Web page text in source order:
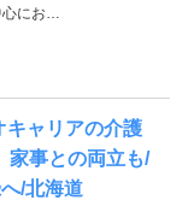
にお…
キャリアの介護
家事との両立も/
/北海道